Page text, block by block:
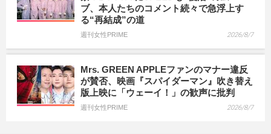
ブ、本人たちのコメント続々で急浮上す
る“再結成”の道
週刊女性PRIME 2026/8/7
Mrs. GREEN APPLEファンのマナー違反
が賛否、映画『スパイダーマン』吹き替え
版上映に「ウェーイ！」の歓声に批判
週刊女性PRIME 2026/8/7